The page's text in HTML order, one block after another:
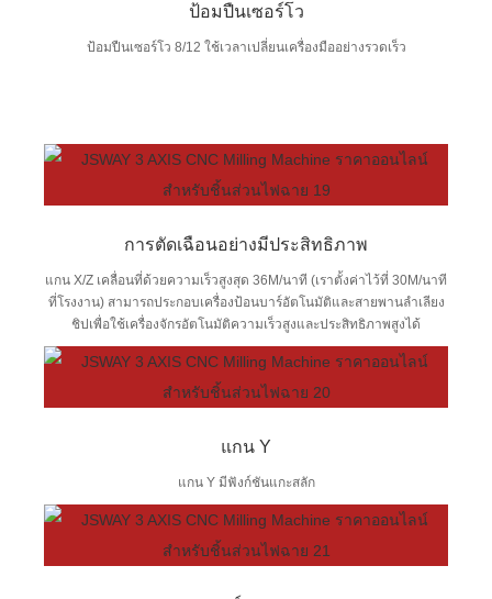
ป้อมปืนเซอร์โว
ป้อมปืนเซอร์โว 8/12 ใช้เวลาเปลี่ยนเครื่องมืออย่างรวดเร็ว
การตัดเฉือนอย่างมีประสิทธิภาพ
แกน X/Z เคลื่อนที่ด้วยความเร็วสูงสุด 36M/นาที (เราตั้งค่าไว้ที่ 30M/นาที
ที่โรงงาน) สามารถประกอบเครื่องป้อนบาร์อัตโนมัติและสายพานลำเลียง
ชิปเพื่อใช้เครื่องจักรอัตโนมัติความเร็วสูงและประสิทธิภาพสูงได้
แกน Y
แกน Y มีฟังก์ชันแกะสลัก